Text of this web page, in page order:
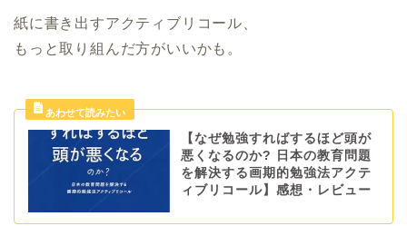
紙に書き出すアクティブリコール、
もっと取り組んだ方がいいかも。
【なぜ勉強すればするほど頭が
悪くなるのか? 日本の教育問題
を解決する画期的勉強法アクテ
ィブリコール】感想・レビュー